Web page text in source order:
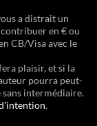
a distrait un
en € ou
CB/Visa avec le
plaisir, et si la
pourra peut-
intermédiaire.
.